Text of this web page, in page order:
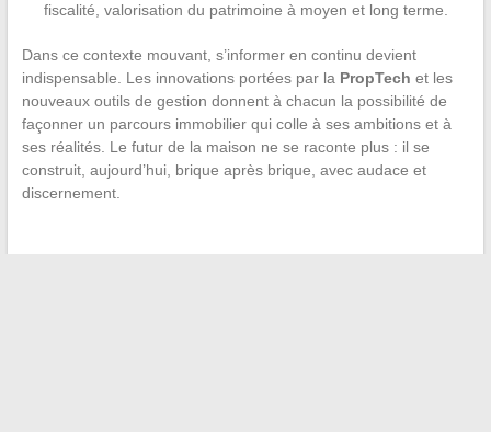
fiscalité, valorisation du patrimoine à moyen et long terme.
Dans ce contexte mouvant, s’informer en continu devient
indispensable. Les innovations portées par la PropTech et les
nouveaux outils de gestion donnent à chacun la possibilité de
façonner un parcours immobilier qui colle à ses ambitions et à
ses réalités. Le futur de la maison ne se raconte plus : il se
construit, aujourd’hui, brique après brique, avec audace et
discernement.